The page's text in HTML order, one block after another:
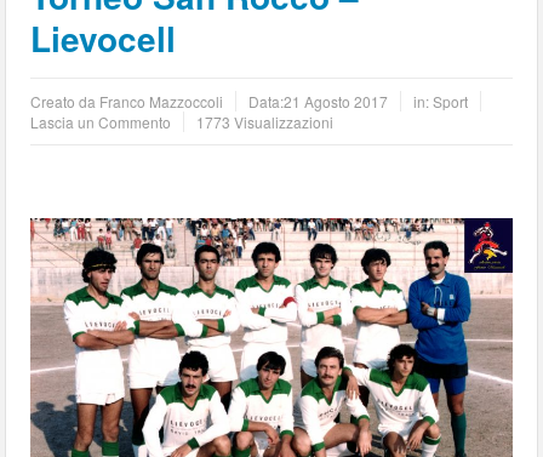
Lievocell
Creato da Franco Mazzoccoli Data:21 Agosto 2017 in:Sport
Lascia un Commento
1773 Visualizzazioni